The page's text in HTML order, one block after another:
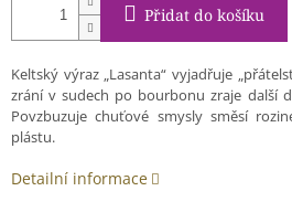
Přidat do košíku
Keltský výraz „Lasanta“ vyjadřuje
zrání v sudech po bourbonu zraje další
Povzbuzuje chuťové smysly směsí
plástu.
Detailní informace